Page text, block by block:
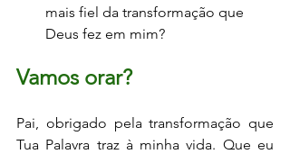
mais fiel da transformação que
Deus fez em mim?
Vamos orar?
Pai, obrigado pela transformação que
Tua Palavra traz à minha vida. Que eu